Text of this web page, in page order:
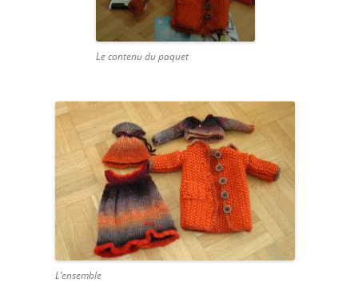
Le contenu du paquet
L’ensemble